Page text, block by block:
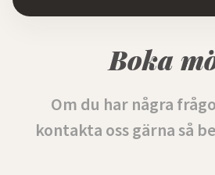
Boka
Om du har några
kontakta oss gärna så